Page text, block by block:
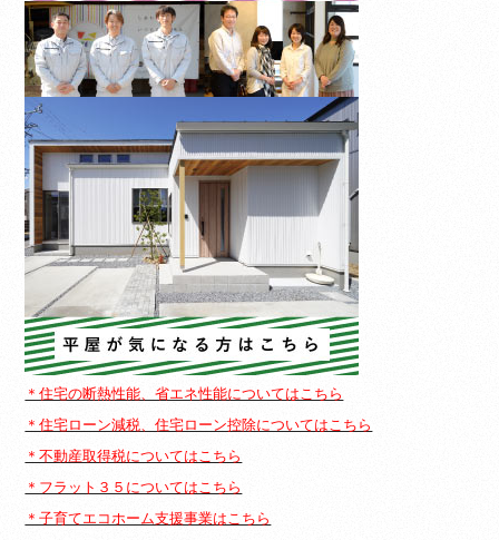
＊住宅の断熱性能、省エネ性能についてはこちら
＊住宅ローン減税、住宅ローン控除についてはこちら
＊不動産取得税についてはこちら
＊フラット３５についてはこちら
＊子育てエコホーム支援事業はこちら